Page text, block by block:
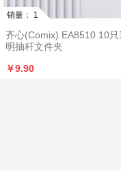
销量： 1
齐心(Comix) EA8510 10只
明抽杆文件夹
￥9.90